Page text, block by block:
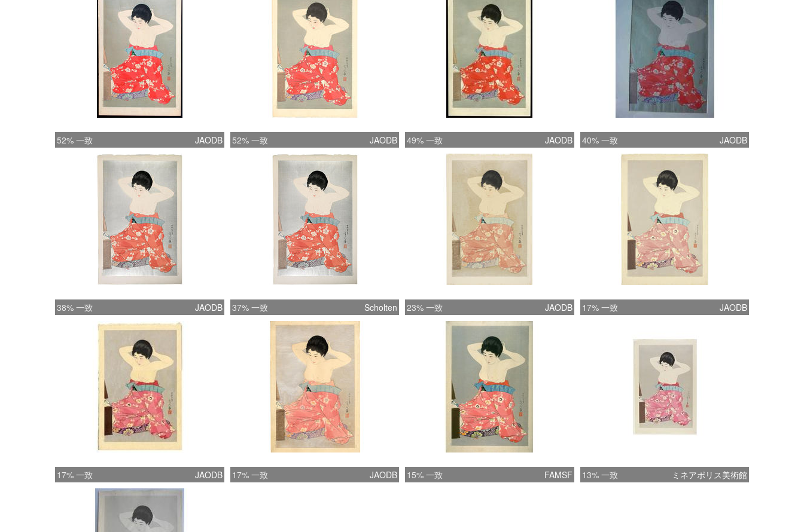
52% 一致 JAODB 52% 一致 JAODB 49% 一致 JAODB 40% 一致 JAODB
38% 一致 JAODB 37% 一致 Scholten 23% 一致 JAODB 17% 一致 JAODB
17% 一致 JAODB 17% 一致 JAODB 15% 一致 FAMSF 13% 一致 ミネアポリス美術館